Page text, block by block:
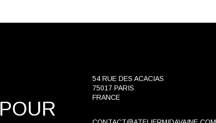
POUR
54 RUE DES ACACIAS
75017 PARIS
FRANCE